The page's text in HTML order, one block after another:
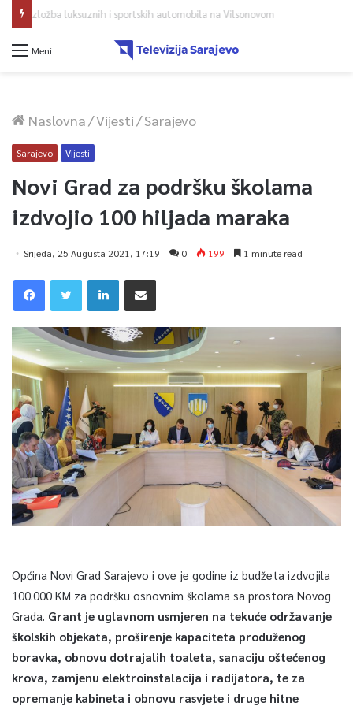
Meni
Naslovna/Vijesti/Sarajevo
Sarajevo Vijesti
Novi Grad za podršku školama
izdvojio 100 hiljada maraka
Srijeda, 25 Augusta 2021, 17:19 0 199 1 minute read
Općina Novi Grad Sarajevo i ove je godine iz budžeta izdvojila
100.000 KM za podršku osnovnim školama sa prostora Novog
Grada. Grant je uglavnom usmjeren na tekuće održavanje
školskih objekata, proširenje kapaciteta produženog
boravka, obnovu dotrajalih toaleta, sanaciju oštećenog
krova, zamjenu elektroinstalacija i radijatora, te za
opremanje kabineta i obnovu rasvjete i druge hitne